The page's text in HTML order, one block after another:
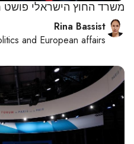
משרד החוץ הישראלי פושט
Rina Bassist
and European affairs